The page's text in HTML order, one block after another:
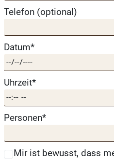
Telefon (optional)
Datum*
Uhrzeit*
Personen*
Mir ist bewusst, dass